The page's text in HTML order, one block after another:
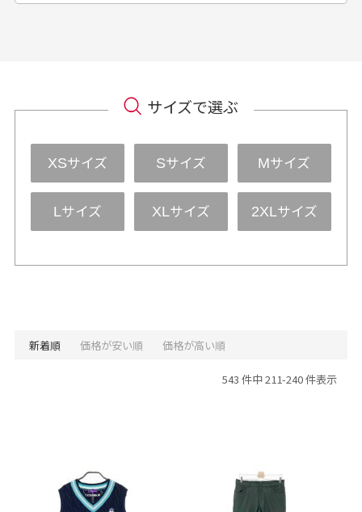
サイズで選ぶ
XSサイズ Sサイズ Mサイズ
Lサイズ XLサイズ 2XLサイズ
新着順 価格が安い順 価格が高い順
543 件中 211-240 件表示